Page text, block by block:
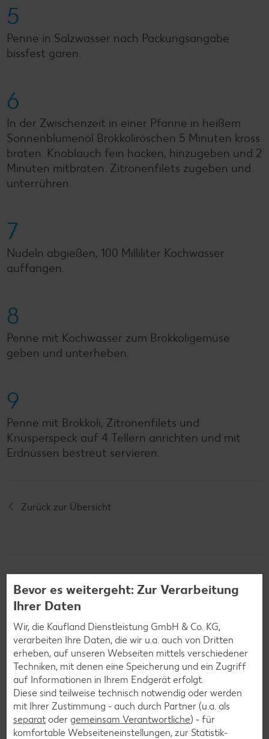
5
Penne in Salzwasser nach Packungsangabe
bissfest garen.
6
In der Zwischenzeit in einer Pfanne in heißem
Sonnenblumenöl Brokkoliröschen 5 Minuten kross
braten. Knoblauch fein hacken, hinzugeben und 2
Minuten mitbraten. Zitronenfilets zugeben und
unterrühren.
7
Nudeln abgießen, 100 Milliliter Kochwasser
auffangen.
8
Penne mit Kochwasser zum Brokkoligemüse
geben und unterheben.
9
Penne mit Brokkoli, Zitronenfilets und
Knusperspeck auf 4 Tellern anrichten und mit
Erdnüssen bestreut servieren.
Zurück zur Übersicht
Weitere interessante
Rezeptkategorien
Burger-Rezepte
Pizza-Rezepte
Pasta-Rezepte
Sushi-Rezepte
Bevor es weitergeht: Zur Verarbeitung
Ihrer Daten
Wir, die Kaufland Dienstleistung GmbH & Co. KG,
verarbeiten Ihre Daten, die wir u.a. auch von Dritten
erheben, auf unseren Webseiten mittels verschiedener
Techniken, mit denen eine Speicherung und ein Zugriff
auf Informationen in Ihrem Endgerät erfolgt.
Diese sind teilweise technisch notwendig oder werden
mit Ihrer Zustimmung - auch durch Partner (u.a. als
separat oder gemeinsam Verantwortliche) - für
komfortable Webseiteneinstellungen, zur Statistik-